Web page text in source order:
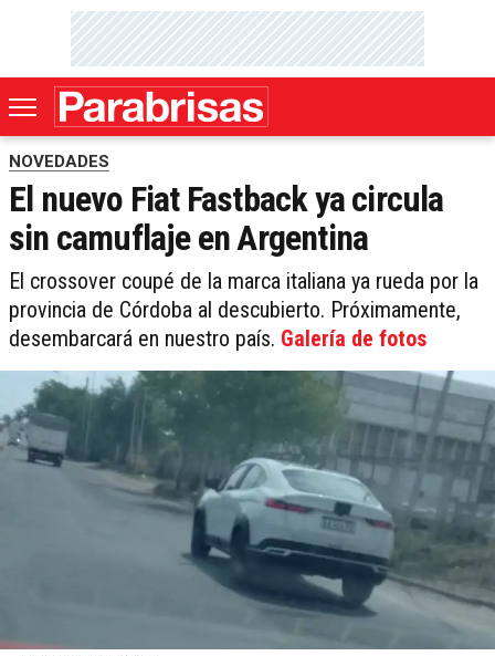
NOVEDADES
El nuevo Fiat Fastback ya circula
sin camuflaje en Argentina
El crossover coupé de la marca italiana ya rueda por la
provincia de Córdoba al descubierto. Próximamente,
desembarcará en nuestro país. Galería de fotos